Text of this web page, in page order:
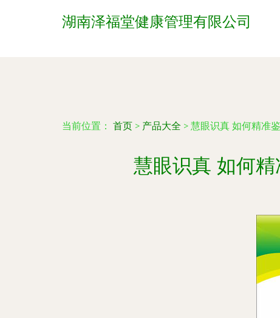
湖南泽福堂健康管理有限公司
当前位置： 首页 > 产品大全 > 慧眼识真 如何精准
慧眼识真 如何